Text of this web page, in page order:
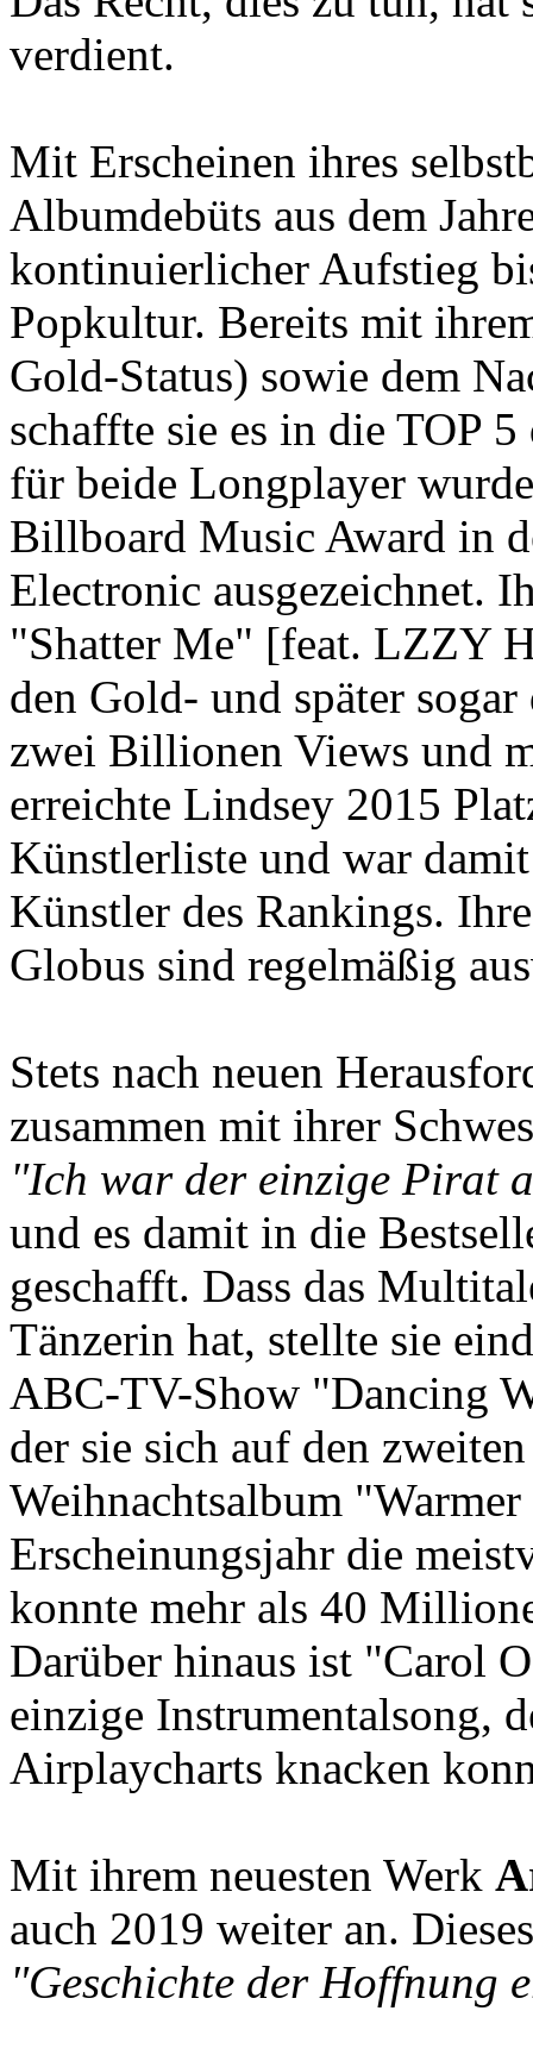
verdient.
Mit Erscheinen ihres
Albumdebüts aus dem
kontinuierlicher Aufstieg
Popkultur. Bereits mit
Gold-Status) sowie dem
schaffte sie es in die TOP
für beide Longplayer
Billboard Music Award in
Electronic ausgezeichnet.
"Shatter Me" [feat. LZZY
den Gold- und später
zwei Billionen Views und
erreichte Lindsey 2015
Künstlerliste und war
Künstler des Rankings.
Globus sind regelmäßig
Stets nach neuen
zusammen mit ihrer
"Ich war der einzige Pirat
und es damit in die
geschafft. Dass das
Tänzerin hat, stellte sie
ABC-TV-Show "Dancing
der sie sich auf den
Weihnachtsalbum
Erscheinungsjahr die
konnte mehr als 40
Darüber hinaus ist "Carol
einzige Instrumentalsong,
Airplaycharts knacken
Mit ihrem neuesten Werk
auch 2019 weiter an.
"Geschichte der Hoffnung